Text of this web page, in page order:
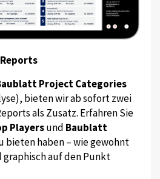
Project Categories
bieten wir ab sofort zwei
als Zusatz. Erfahren Sie
Playersund Baublatt
bieten haben – wie gewohnt
auf den Punkt